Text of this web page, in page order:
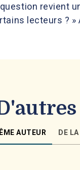
revient
lecteurs ? »
AUTEUR DE